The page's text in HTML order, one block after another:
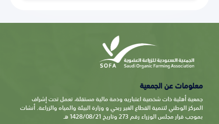
معلومات عن الجمعية
جمعية أهلية ذات شخصية اعتباريه وذمة مالية مستقلة، تعمل تحت إشراف
المركز الوطني لتنمية القطاع الغير ربحي و وزارة البيئة والمياه والزراعة. أنشات
بموجب قرار مجلس الوزراء رقم 273 وتاريخ 1428/08/21 هـ